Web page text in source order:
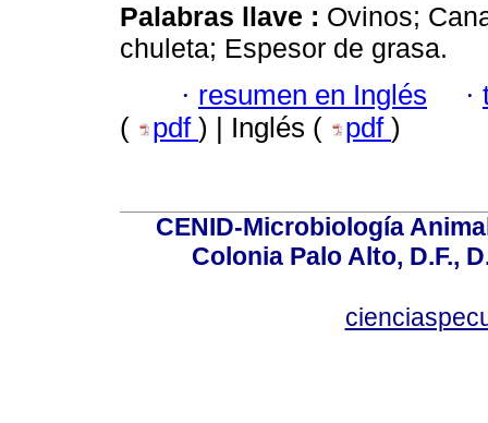
Palabras llave : Ovinos;
chuleta; Espesor de grasa.
· resumen en Inglés ·
(
pdf ) | Inglés ( pdf )
CENID-Microbiología
Colonia Palo Alto, D.F.,